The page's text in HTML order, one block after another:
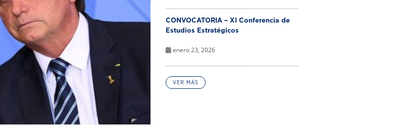
CONVOCATORIA – XI Conferencia de
Estudios Estratégicos
enero 23, 2026
VER MÁS